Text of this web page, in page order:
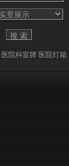
医院科室牌 医院灯箱